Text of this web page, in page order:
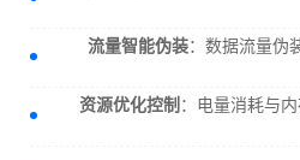
流量智能伪装：数据流量伪
资源优化控制 ：电量消耗与